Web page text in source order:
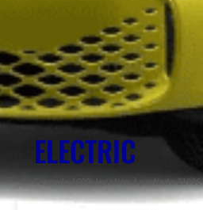
ELECTRIC
Formule 100% location à partir de